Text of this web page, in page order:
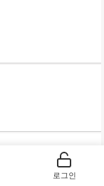
로그인